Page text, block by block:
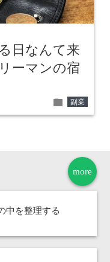
日なんて来
ーマンの宿
folder 副業
more
中を整理する